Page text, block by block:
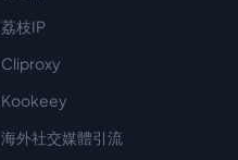
荔枝IP
Cliproxy
Kookeey
海外社交媒體引流